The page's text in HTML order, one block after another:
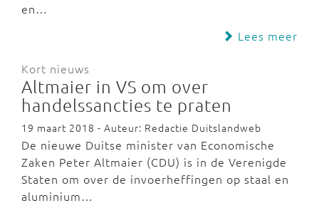
en…
Lees meer
Kort nieuws
Altmaier in VS om over
handelssancties te praten
19 maart 2018 - Auteur: Redactie Duitslandweb
De nieuwe Duitse minister van Economische
Zaken Peter Altmaier (CDU) is in de Verenigde
Staten om over de invoerheffingen op staal en
aluminium…